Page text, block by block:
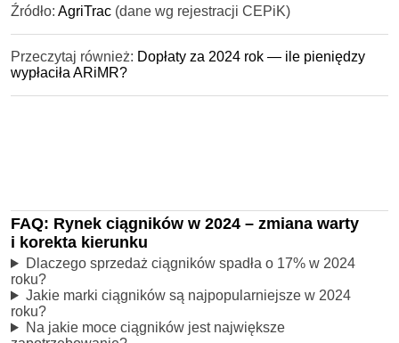
Źródło: AgriTrac (dane wg rejestracji CEPiK)
Przeczytaj również: Dopłaty za 2024 rok — ile pieniędzy
wypłaciła ARiMR?
FAQ: Rynek ciągników w 2024 – zmiana warty
i korekta kierunku
Dlaczego sprzedaż ciągników spadła o 17% w 2024
roku?
Jakie marki ciągników są najpopularniejsze w 2024
roku?
Na jakie moce ciągników jest największe